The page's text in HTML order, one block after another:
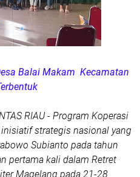
Balai Makam Kecamatan
RIAU - Program Koperasi
strategis nasional yang
Subianto pada tahun
pertama kali dalam Retret
Magelang pada 21-28